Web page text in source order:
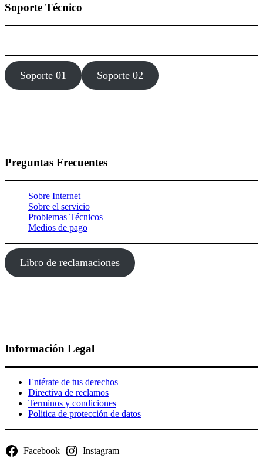
Soporte Técnico
Soporte 01 Soporte 02
Preguntas Frecuentes
Sobre Internet
Sobre el servicio
Problemas Técnicos
Medios de pago
Libro de reclamaciones
Información Legal
Entérate de tus derechos
Directiva de reclamos
Terminos y condiciones
Politica de protección de datos
Facebook Instagram